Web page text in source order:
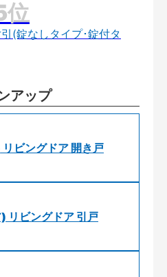
(錠なしタイプ･錠付タ
アップ
ビングドア 開き戸
リビングドア 引戸